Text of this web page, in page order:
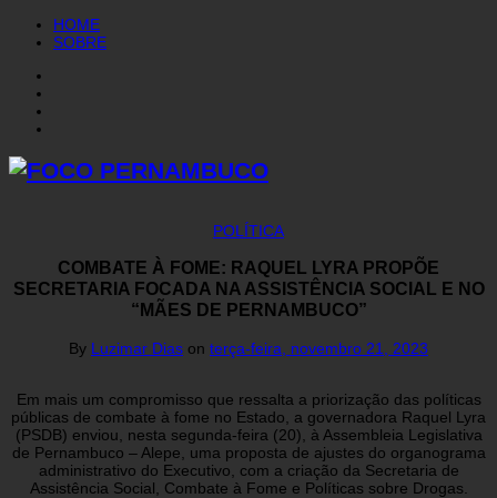
HOME
SOBRE
POLÍTICA
COMBATE À FOME: RAQUEL LYRA PROPÕE
SECRETARIA FOCADA NA ASSISTÊNCIA SOCIAL E NO
“MÃES DE PERNAMBUCO”
By Luzimar Dias on terça-feira, novembro 21, 2023
Em mais um compromisso que ressalta a priorização das políticas
públicas de combate à fome no Estado, a governadora Raquel Lyra
(PSDB) enviou, nesta segunda-feira (20), à Assembleia Legislativa
de Pernambuco – Alepe, uma proposta de ajustes do organograma
administrativo do Executivo, com a criação da Secretaria de
Assistência Social, Combate à Fome e Políticas sobre Drogas.